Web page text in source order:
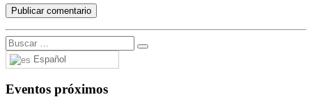
Español
Eventos próximos